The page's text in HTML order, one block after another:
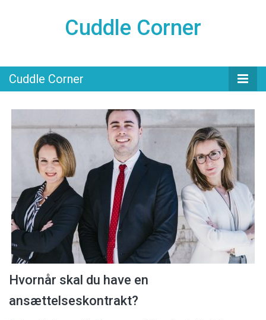
Cuddle Corner
Cuddle Corner
Hvornår skal du have en
ansættelseskontrakt?